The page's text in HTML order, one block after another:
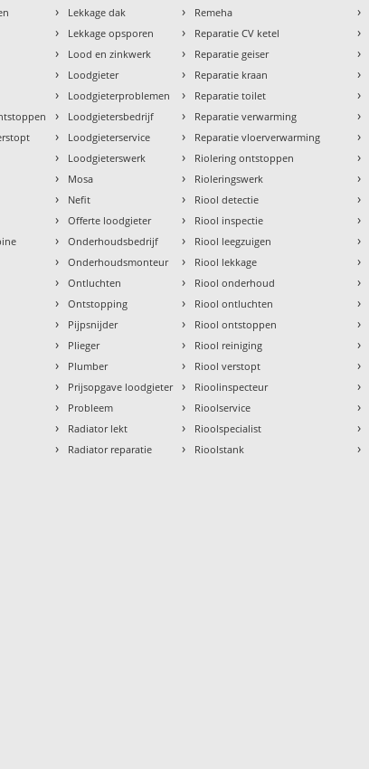
› Lekkage dak
› Lekkage opsporen
› Lood en zinkwerk
› Loodgieter
› Loodgieterproblemen
› Loodgietersbedrijf
› Loodgieterservice
› Loodgieterswerk
› Mosa
› Nefit
› Offerte loodgieter
› Onderhoudsbedrijf
› Onderhoudsmonteur
› Ontluchten
› Ontstopping
› Pijpsnijder
› Plieger
› Plumber
› Prijsopgave loodgieter
› Probleem
› Radiator lekt
› Radiator reparatie
› Remeha
› Reparatie CV ketel
› Reparatie geiser
› Reparatie kraan
› Reparatie toilet
› Reparatie verwarming
› Reparatie vloerverwarming
› Riolering ontstoppen
› Rioleringswerk
› Riool detectie
› Riool inspectie
› Riool leegzuigen
› Riool lekkage
› Riool onderhoud
› Riool ontluchten
› Riool ontstoppen
› Riool reiniging
› Riool verstopt
› Rioolinspecteur
› Rioolservice
› Rioolspecialist
› Rioolstank
›
›
›
›
›
›
›
›
›
›
›
›
›
›
›
›
›
›
›
›
›
›